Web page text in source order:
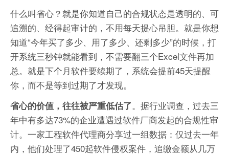
什么叫省心？就是你知道自己的合规状态是透明的、可
追溯的、经得起审计的，不用每天提心吊胆。就是你想
知道“今年买了多少、用了多少、还剩多少”的时候，打
开系统三秒钟就能看到，不需要翻三个Excel文件再加
总。就是下个月软件要续期了，系统会提前45天提醒
你，而不是等到过期了才发现。
省心的价值，往往被严重低估了。据行业调查，过去三
年中有多达73%的企业遭遇过软件厂商发起的合规性审
计。一家工程软件代理商分享过一组数据：仅过去一年
内，他们处理了450起软件侵权案件，追缴金额从几万